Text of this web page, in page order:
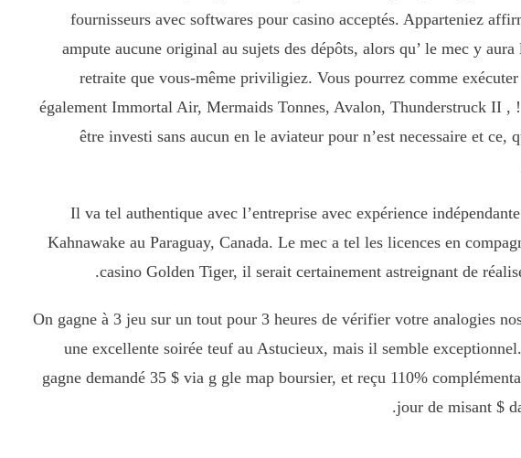
fournisseurs avec softwares pour casino acceptés. Apparteniez
ampute aucune original au sujets des dépôts, alors qu’ le mec y
retraite que vous-même priviligiez. Vous pourrez comme
également Immortal Air, Mermaids Tonnes, Avalon, Thunderstruck II
être investi sans aucun en le aviateur pour n’est necessaire et
Il va tel authentique avec l’entreprise avec expérience
Kahnawake au Paraguay, Canada. Le mec a tel les licences en
casino Golden Tiger, il serait certainement astreignant de
On gagne à 3 jeu sur un tout pour 3 heures de vérifier votre analogies
une excellente soirée teuf au Astucieux, mais il semble
gagne demandé 35 $ via g gle map boursier, et reçu 110%
jour de misant $